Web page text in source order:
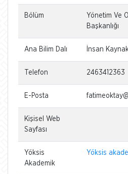
Bölüm
Yönetim Ve
Başkanlığı
Ana Bilim Dalı İnsan
Telefon 2463412363
E-Posta
Kişisel Web
Sayfası
Yöksis
Akademik
Yöksis